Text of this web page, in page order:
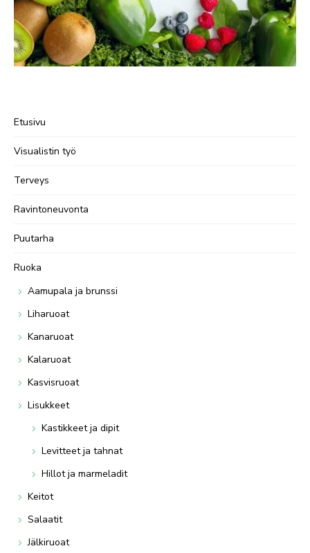
Etusivu
Visualistin työ
Terveys
Ravintoneuvonta
Puutarha
Ruoka
Aamupala ja brunssi
Liharuoat
Kanaruoat
Kalaruoat
Kasvisruoat
Lisukkeet
Kastikkeet ja dipit
Levitteet ja tahnat
Hillot ja marmeladit
Keitot
Salaatit
Jälkiruoat